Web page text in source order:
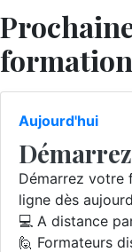
formation
Aujourd'hui
Démarrez votre
ligne dès
💻 A distance
🙋 Formateurs